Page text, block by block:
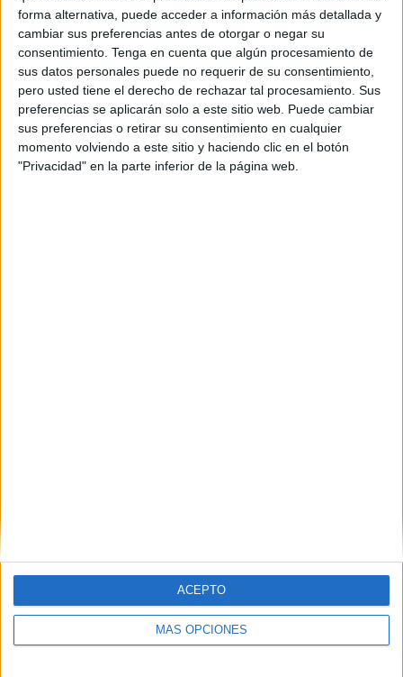
forma alternativa, puede acceder a información más detallada y
cambiar sus preferencias antes de otorgar o negar su
consentimiento. Tenga en cuenta que algún procesamiento de
sus datos personales puede no requerir de su consentimiento,
pero usted tiene el derecho de rechazar tal procesamiento. Sus
preferencias se aplicarán solo a este sitio web. Puede cambiar
sus preferencias o retirar su consentimiento en cualquier
momento volviendo a este sitio y haciendo clic en el botón
"Privacidad" en la parte inferior de la página web.
MÁS OPCIONES
ACEPTO
Las imágenes virales sobre la crisis de
Ceuta que nunca ocurrieron
HACE 32 MINUTOS
El drama humanitario del Tarajal persiste
entre colchones, mantas y sueños rotos
HACE 47 MINUTOS
Proteger a niñas marroquíes: prioridad